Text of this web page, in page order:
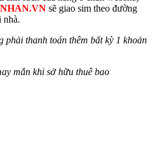
sẽ giao sim theo đường
nhà.
phải thanh toán thêm bất kỳ 1 khoản
mắn khi sở hữu thuê bao